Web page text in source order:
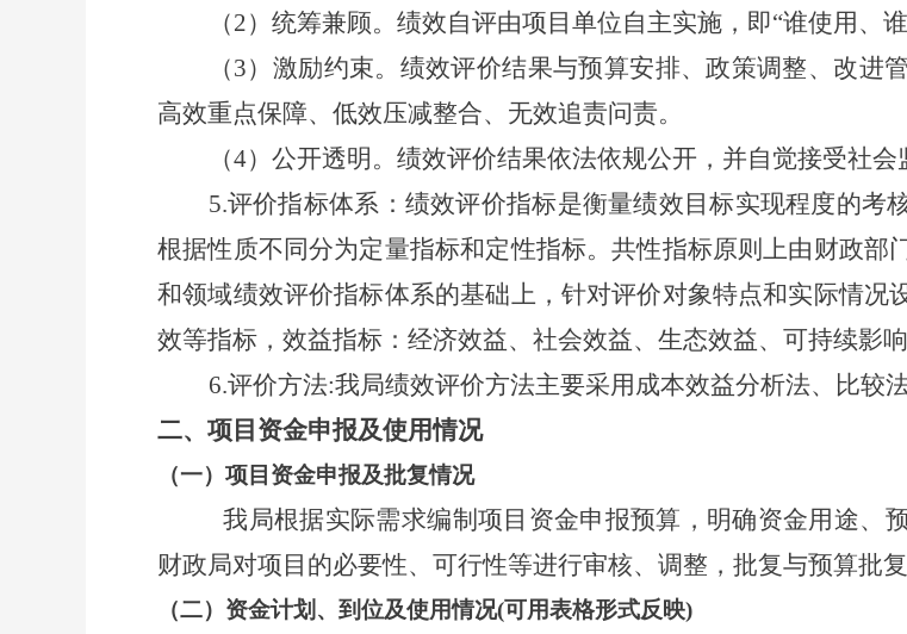
（2）统筹兼顾。绩效自评由项目单位自主实施，即“谁使用、
（3）激励约束。绩效评价结果与预算安排、政策调整、改进
高效重点保障、低效压减整合、无效追责问责。
（4）公开透明。绩效评价结果依法依规公开，并自觉接受社会
5.评价指标体系： 绩效评价指标是衡量绩效目标实现程度的考
根据性质不同分为定量指标和定性指标。共性指标原则上由财政部
和领域绩效评价指标体系的基础上，针对评价对象特点和实际情
效等指标，效益指标：经济效益、社会效益、生态效益、可持续影
6.评价方法:我局绩效评价方法主要采用成本效益分析法、比较
二、 项目资金申报及使用情况
（一） 项目资金申报及批复情况
我局根据实际需求编制项目资金申报预算，明确资金用途、预
财政局对项目的必要性、可行性等进行审核、调整，批复与预算批
（二） 资金计划、到位及使用情况(可用表格形式反映)